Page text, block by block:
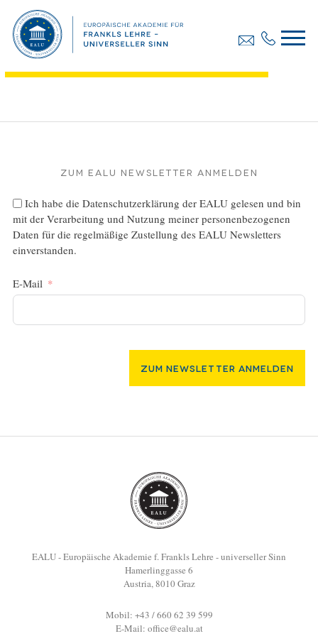
Diplomarbeit, Martina Reiner
Dateigröße:
Zum EALU Newsletter anmelden
Ich habe die Datenschutzerklärung der EALU gelesen und bin
mit der Verarbeitung und Nutzung meiner personenbezogenen
Daten für die regelmäßige Zustellung des EALU Newsletters
einverstanden.
E-Mail
Zum Newsletter Anmelden
EALU - Europäische Akademie f. Frankls Lehre - universeller Sinn
Hamerlinggasse 6
Austria, 8010 Graz
Mobil: +43 / 660 62 39 599
E-Mail: office@ealu.at